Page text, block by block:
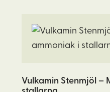
Vulkamin Stenmjöl –